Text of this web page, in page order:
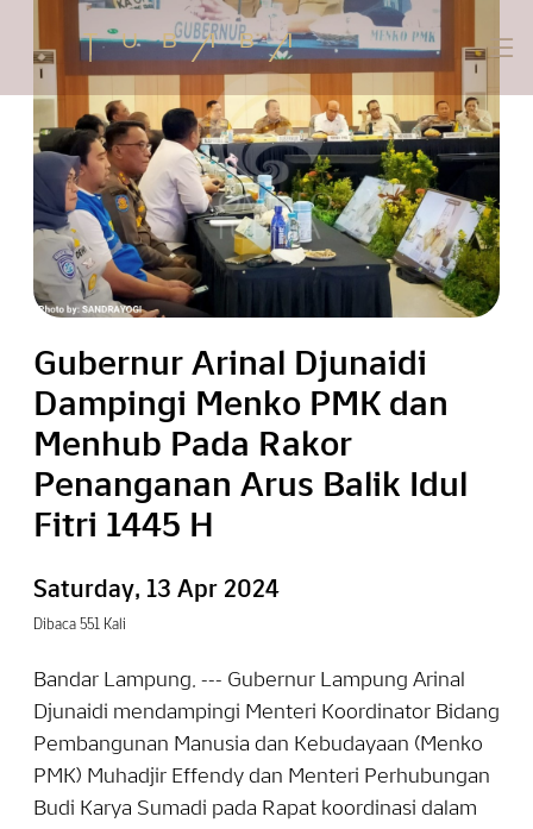
Gubernur Arinal Djunaidi
Dampingi Menko PMK dan
Menhub Pada Rakor
Penanganan Arus Balik Idul
Fitri 1445 H
Saturday, 13 Apr 2024
Dibaca 551 Kali
Bandar Lampung, --- Gubernur Lampung Arinal
Djunaidi mendampingi Menteri Koordinator Bidang
Pembangunan Manusia dan Kebudayaan (Menko
PMK) Muhadjir Effendy dan Menteri Perhubungan
Budi Karya Sumadi pada Rapat koordinasi dalam